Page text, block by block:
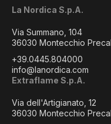
La Nordica S.p.A.
Via Summano, 104
36030 Montecchio
+39.0445.804000
info@lanordica.com
Extraflame S.p.A.
Via dell'Artigianato, 12
36030 Montecchio